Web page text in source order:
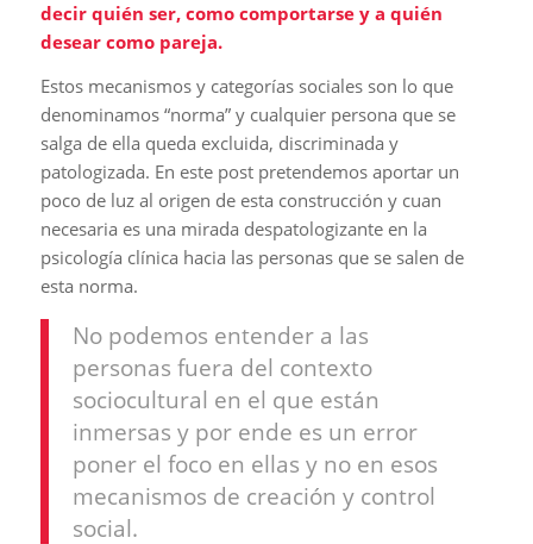
decir quién ser, como comportarse y a quién
desear como pareja.
Estos mecanismos y categorías sociales son lo que
denominamos “norma” y cualquier persona que se
salga de ella queda excluida, discriminada y
patologizada. En este post pretendemos aportar un
poco de luz al origen de esta construcción y cuan
necesaria es una mirada despatologizante en la
psicología clínica hacia las personas que se salen de
esta norma.
No podemos entender a las
personas fuera del contexto
sociocultural en el que están
inmersas y por ende es un error
poner el foco en ellas y no en esos
mecanismos de creación y control
social.